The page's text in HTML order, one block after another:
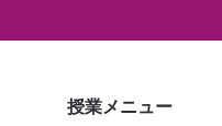
授業メニュー